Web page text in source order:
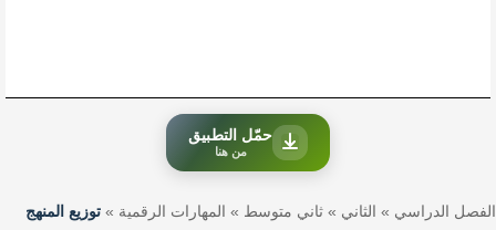
حمّل التطبيق
من هنا
الفصل الدراسي » الثاني » ثاني متوسط » المهارات الرقمية » توزيع المنهج